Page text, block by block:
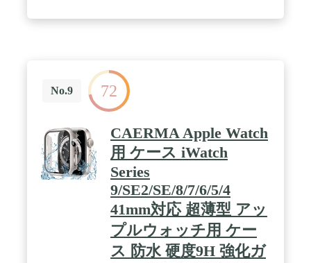
ル ウォッチ本体の側面を全てカバーするデザインの
保護ケースでアップル ウォッチとの一体感も抜群な
コンパチブルケースです。 / 高強度 ｜機動隊の特殊
な盾にも使用される高強度のPC素材を使用している
全面保護ハード ケースのためアップル ウォッチ本
体の傷や破損を防ぐことができます。画面部分には
硬度9Hの強化ガラスを採用しています。アップルウ
ォッチをいつまでも綺麗に保護します。 / 薄型・高
透明 ｜薄く、軽い保護ケースのため、Apple Watch
本体にフィットします。まるでケースを着けていな
いような使用感で、Apple Watch本来の快適な着け心
地を損ないません。また、非常に透明度が高い保護
ケースなのでApple Watch本来の美しさを楽しむこと
ができます。 / 機能性 ｜正確なカットアウトの保護
ケースでアップルウォッチの各ボタンの操作はアッ
No.9 72
CAERMA Apple Watch
用 ケース iWatch
Series
9/SE2/SE/8/7/6/5/4
41mm対応 超薄型 アッ
プルウォッチ用 ケー
ス 防水 硬度9H 強化ガ